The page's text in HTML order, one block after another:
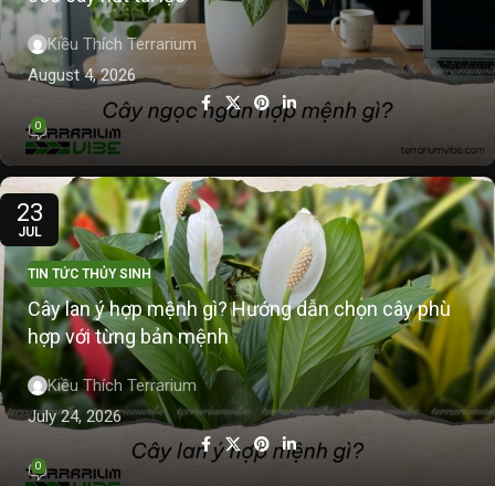
Kiều Thích Terrarium
August 4, 2026
0
23
JUL
TIN TỨC THỦY SINH
Cây lan ý hợp mệnh gì? Hướng dẫn chọn cây phù
hợp với từng bản mệnh
Kiều Thích Terrarium
July 24, 2026
0